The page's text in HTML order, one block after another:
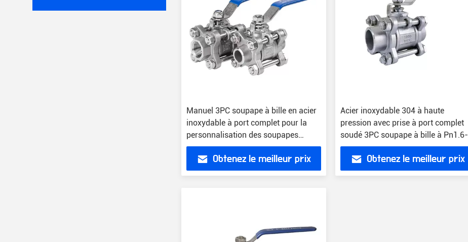
Manuel 3PC soupape à bille en acier
inoxydable à port complet pour la
personnalisation des soupapes
industrielles
Obtenez le meilleur prix
Acier inoxydable 304 à haute
pression avec prise à port complet
soudé 3PC soupape à bille à Pn1.6-
6.4MPa
Obtenez le meilleur prix